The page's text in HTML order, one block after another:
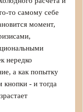
то самому себе
момент,
нередко
а как попытку
- и тогда